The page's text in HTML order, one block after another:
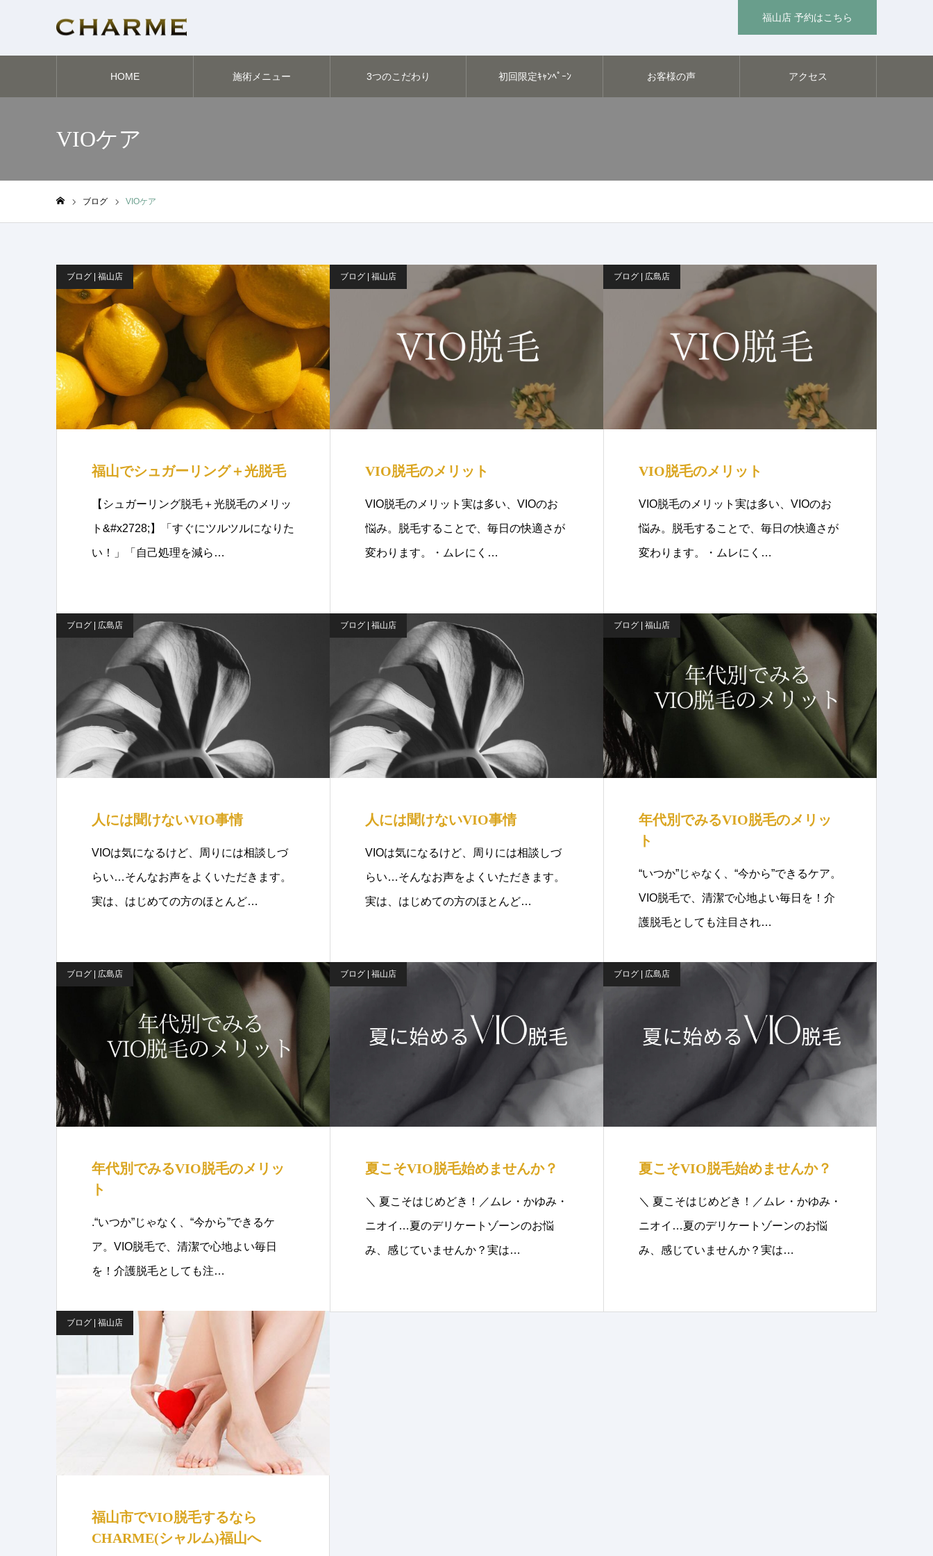
福山店 予約はこちら
HOME 施術メニュー 3つのこだわり 初回限定ｷｬﾝﾍﾟｰﾝ お客様の声 アクセス
VIOケア
ブログ VIOケア
ブログ | 福山店
福山でシュガーリング＋光脱毛
【シュガーリング脱毛＋光脱毛のメリッ
ト&#x2728;】「すぐにツルツルになりた
い！」「自己処理を減ら…
ブログ | 福山店
VIO脱毛のメリット
VIO脱毛のメリット実は多い、VIOのお
悩み。脱毛することで、毎日の快適さが
変わります。・ムレにく…
ブログ | 広島店
VIO脱毛のメリット
VIO脱毛のメリット実は多い、VIOのお
悩み。脱毛することで、毎日の快適さが
変わります。・ムレにく…
ブログ | 広島店
人には聞けないVIO事情
VIOは気になるけど、周りには相談しづ
らい…そんなお声をよくいただきます。
実は、はじめての方のほとんど…
ブログ | 福山店
人には聞けないVIO事情
VIOは気になるけど、周りには相談しづ
らい…そんなお声をよくいただきます。
実は、はじめての方のほとんど…
ブログ | 福山店
年代別でみるVIO脱毛のメリッ
ト
“いつか”じゃなく、“今から”できるケア。
VIO脱毛で、清潔で心地よい毎日を！介
護脱毛としても注目され…
ブログ | 広島店
年代別でみるVIO脱毛のメリッ
ト
.“いつか”じゃなく、“今から”できるケ
ア。VIO脱毛で、清潔で心地よい毎日
を！介護脱毛としても注…
ブログ | 福山店
夏こそVIO脱毛始めませんか？
＼ 夏こそはじめどき！／ムレ・かゆみ・
ニオイ…夏のデリケートゾーンのお悩
み、感じていませんか？実は…
ブログ | 広島店
夏こそVIO脱毛始めませんか？
＼ 夏こそはじめどき！／ムレ・かゆみ・
ニオイ…夏のデリケートゾーンのお悩
み、感じていませんか？実は…
ブログ | 福山店
福山市でVIO脱毛するなら
CHARME(シャルム)福山へ